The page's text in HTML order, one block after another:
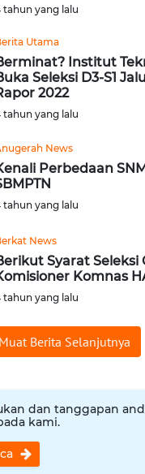
tahun yang lalu
Utama
Institut
Seleksi D3-S1
2022
tahun yang lalu
News
Perbedaan
tahun yang lalu
News
Syarat Seleksi
Komnas
tahun yang lalu
Muat Berita Selanjutnya
dan tanggapan
kami.